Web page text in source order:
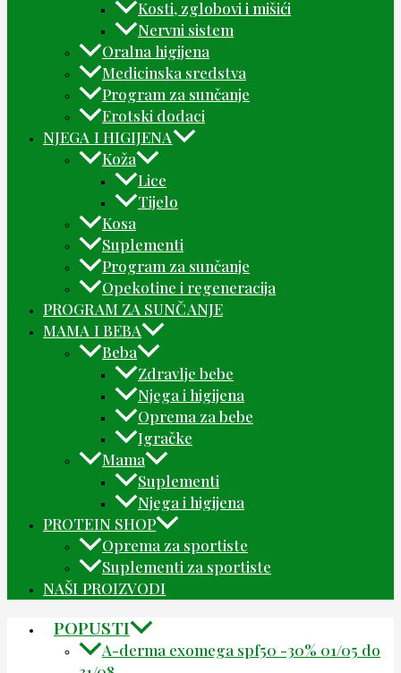
Kosti, zglobovi i mišići
Nervni sistem
Oralna higijena
Medicinska sredstva
Program za sunčanje
Erotski dodaci
NJEGA I HIGIJENA
Koža
Lice
Tijelo
Kosa
Suplementi
Program za sunčanje
Opekotine i regeneracija
PROGRAM ZA SUNČANJE
MAMA I BEBA
Beba
Zdravlje bebe
Njega i higijena
Oprema za bebe
Igračke
Mama
Suplementi
Njega i higijena
PROTEIN SHOP
Oprema za sportiste
Suplementi za sportiste
NAŠI PROIZVODI
POPUSTI
A-derma exomega spf50 -30% 01/05 do